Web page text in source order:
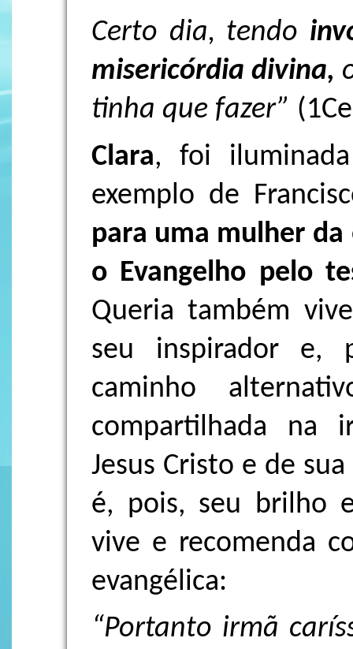
Certo dia, tendo
misericórdia divina,
tinha que fazer”
Clara, foi
exemplo de
para uma mulher
o Evangelho pelo
Queria também
seu inspirador e,
caminho
compartilhada na
Jesus Cristo e de
é, pois, seu brilho
vive e recomenda
evangélica:
“Portanto irmã